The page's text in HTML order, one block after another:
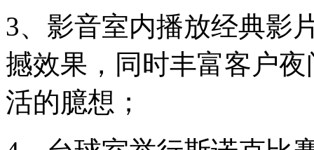
3、影音室内播放经典影
撼效果，同时丰富客户
活的臆想；